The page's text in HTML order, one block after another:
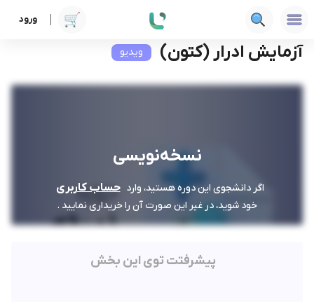
ورود دوره ها علوم پزشکی آزمایش ادرار (کتون)
آزمایش ادرار (کتون) ویدیو
نسخه‌نویسی
اگر دانشجوی این دوره هستید، وارد حساب کاربری
خود شوید، در غیر این صورت آن را خریداری نمایید .
پیشرفتت توی این بخش